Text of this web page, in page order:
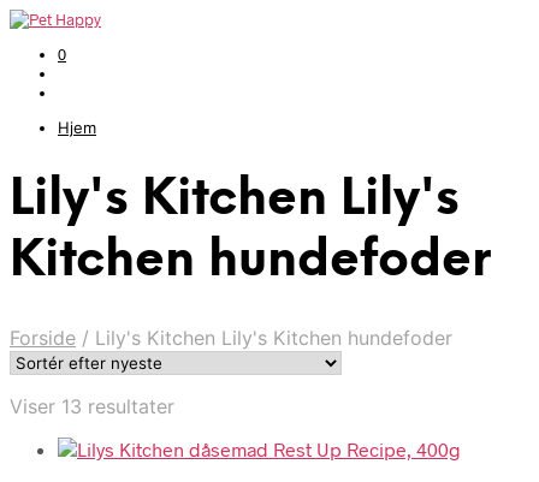
0
Hjem
Lily's Kitchen Lily's
Kitchen hundefoder
Forside / Lily's Kitchen Lily's Kitchen hundefoder
Viser 13 resultaterSorteret
seneste